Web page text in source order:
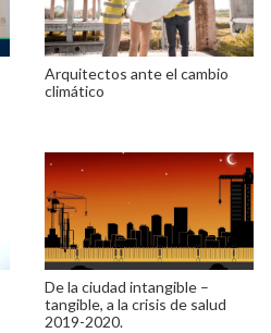
Arquitectos ante el cambio
climático
De la ciudad intangible –
tangible, a la crisis de salud
2019-2020.